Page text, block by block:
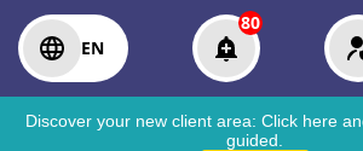
EN
80
Discover your new client area: Click here
guided.